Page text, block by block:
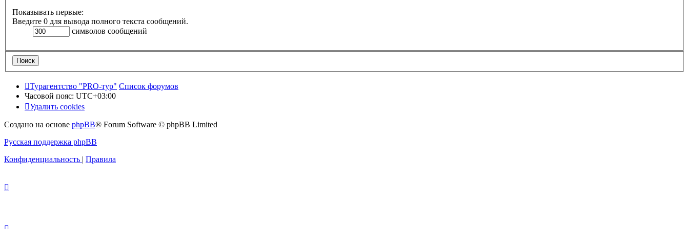
Показывать первые:
Введите 0 для вывода полного текста сообщений.
символов сообщений
Турагентство "PRO-тур" Список форумов
Часовой пояс: UTC+03:00
Удалить cookies
Создано на основе phpBB® Forum Software © phpBB Limited
Русская поддержка phpBB
Конфиденциальность | Правила